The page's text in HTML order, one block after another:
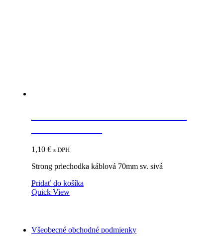
1,10 € s DPH
Strong priechodka káblová 70mm sv. sivá
Pridať do košíka
Quick View
Všeobecné obchodné podmienky